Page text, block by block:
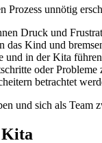
unnötig
Druck und
das Kind und
und in der Kita
oder
betrachtet
und sich als
Kita